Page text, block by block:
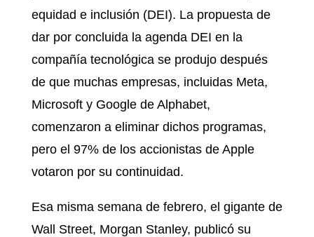
equidad e inclusión (DEI). La propuesta de
dar por concluida la agenda DEI en la
compañía tecnológica se produjo después
de que muchas empresas, incluidas Meta,
Microsoft y Google de Alphabet,
comenzaron a eliminar dichos programas,
pero el 97% de los accionistas de Apple
votaron por su continuidad.
Esa misma semana de febrero, el gigante de
Wall Street, Morgan Stanley, publicó su